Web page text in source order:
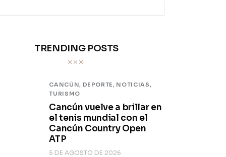
TRENDING POSTS
CANCÚN, DEPORTE, NOTICIAS,
TURISMO
Cancún vuelve a brillar en
el tenis mundial con el
Cancún Country Open
ATP
5 DE AGOSTO DE 2026